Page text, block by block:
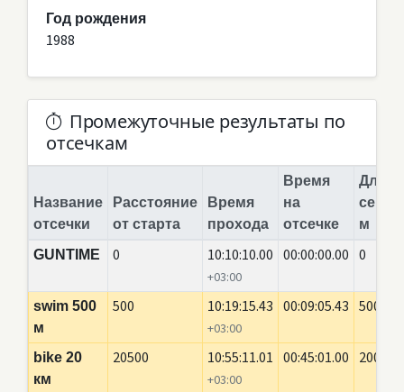
Год рождения
1988
Промежуточные результаты по
отсечкам
Название
отсечки
Расстояние
от старта
Время
прохода
Время
на
отсечке
Длина
м
GUNTIME
0 10:10:10.00
+03:00
00:00:00.00 0
swim 500
м
500 10:19:15.43
+03:00
00:09:05.43 500
bike 20
км
20500 10:55:11.01
+03:00
00:45:01.00 20000